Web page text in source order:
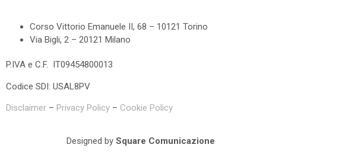
Corso Vittorio Emanuele II, 68 – 10121 Torino
Via Bigli, 2 – 20121 Milano
P.IVA e C.F. IT09454800013
Codice SDI: USAL8PV
Disclaimer – Privacy Policy – Cookie Policy
Designed by Square Comunicazione